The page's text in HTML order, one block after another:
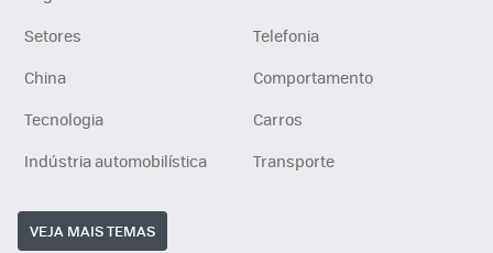
Setores
Telefonia
China
Comportamento
Tecnologia
Carros
Indústria automobilística
Transporte
VEJA MAIS TEMAS